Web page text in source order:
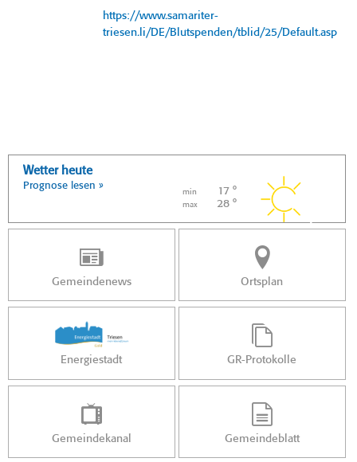
https://www.samariter-
triesen.li/DE/Blutspenden/tblid/25/Default.asp
Wetter heute
Prognose lesen »
min 17 °
max 28 °
Gemeindenews Ortsplan
Energiestadt GR-Protokolle
Gemeindekanal Gemeindeblatt